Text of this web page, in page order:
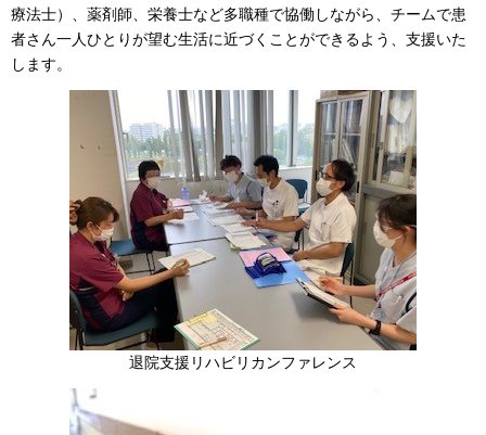
療法士）、薬剤師、栄養士など多職種で協働しながら、チームで患
者さん一人ひとりが望む生活に近づくことができるよう、支援いた
します。
退院支援リハビリカンファレンス